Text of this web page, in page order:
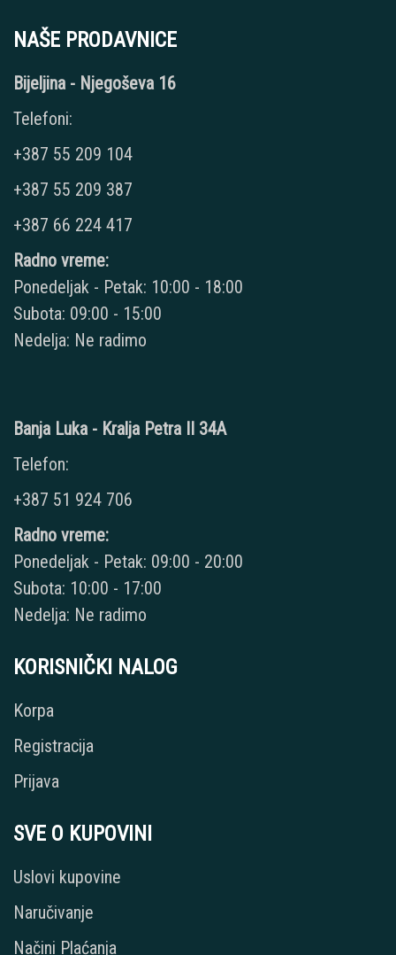
NAŠE PRODAVNICE
Bijeljina - Njegoševa 16
Telefoni:
+387 55 209 104
+387 55 209 387
+387 66 224 417
Radno vreme:
Ponedeljak - Petak: 10:00 - 18:00
Subota: 09:00 - 15:00
Nedelja: Ne radimo
Banja Luka - Kralja Petra II 34A
Telefon:
+387 51 924 706
Radno vreme:
Ponedeljak - Petak: 09:00 - 20:00
Subota: 10:00 - 17:00
Nedelja: Ne radimo
KORISNIČKI NALOG
Korpa
Registracija
Prijava
SVE O KUPOVINI
Uslovi kupovine
Naručivanje
Načini Plaćanja